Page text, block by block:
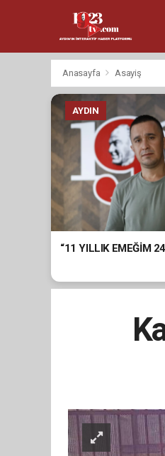
Anasayfa Asayiş
AYDIN
“11 YILLIK EMEĞİM